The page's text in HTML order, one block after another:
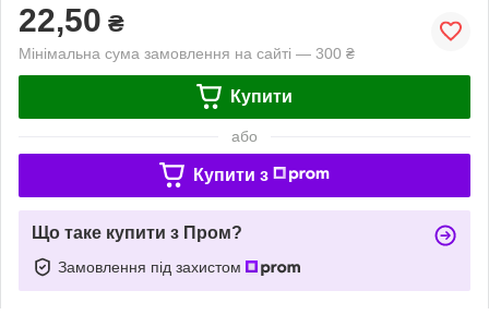
22,50 ₴
Мінімальна сума замовлення на сайті — 300 ₴
Купити
або
Купити з
Що таке купити з Пром?
Замовлення під захистом